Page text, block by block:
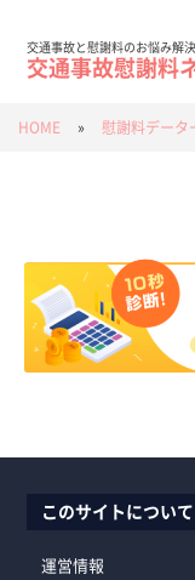
交通事故と慰謝料のお悩み解
交通事故慰謝料
HOME » 慰謝料データ
このサイトについて
運営情報